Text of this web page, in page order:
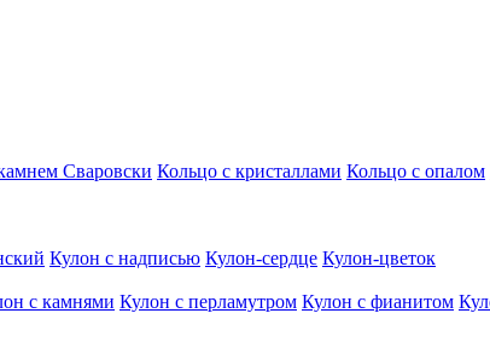
Сваровски Кольцо с кристаллами Кольцо с опалом
Кулон с надписью Кулон-сердце Кулон-цветок
с камнями Кулон с перламутром Кулон с фианитом